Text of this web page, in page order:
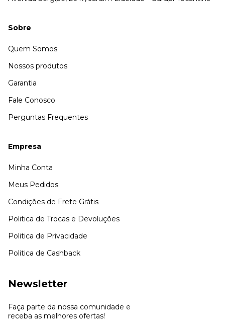
Sobre
Quem Somos
Nossos produtos
Garantia
Fale Conosco
Perguntas Frequentes
Empresa
Minha Conta
Meus Pedidos
Condições de Frete Grátis
Politica de Trocas e Devoluções
Politica de Privacidade
Politica de Cashback
Newsletter
Faça parte da nossa comunidade e
receba as melhores ofertas!